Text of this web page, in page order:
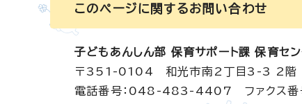
このページに関するお問い合わせ
子どもあんしん部 保育サポート課 保育セン
〒351-0104 和光市南2丁目3-3 2階
電話番号：048-483-4407 ファクス